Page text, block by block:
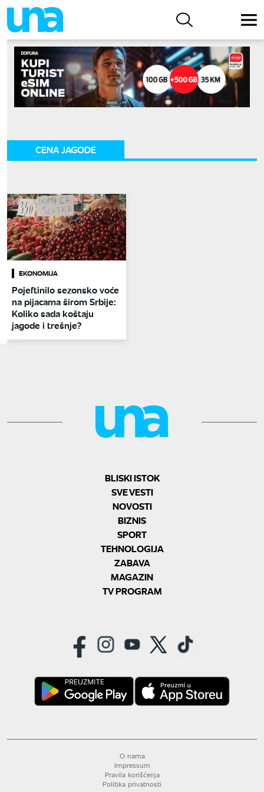
CENA JAGODE
EKONOMIJA
Pojeftinilo sezonsko voće
na pijacama širom Srbije:
Koliko sada koštaju
jagode i trešnje?
BLISKI ISTOK
SVE VESTI
NOVOSTI
BIZNIS
SPORT
TEHNOLOGIJA
ZABAVA
MAGAZIN
TV PROGRAM
O nama
Impressum
Pravila korišćenja
Politika privatnosti